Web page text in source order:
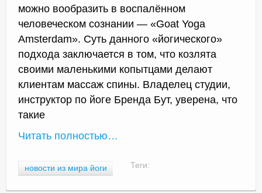
можно вообразить в воспалённом
человеческом сознании — «Goat Yoga
Amsterdam». Суть данного «йогического»
подхода заключается в том, что козлята
своими маленькими копытцами делают
клиентам массаж спины. Владелец студии,
инструктор по йоге Бренда Бут, уверена, что
такие
Читать полностью…
Теги:
новости из мира йоги